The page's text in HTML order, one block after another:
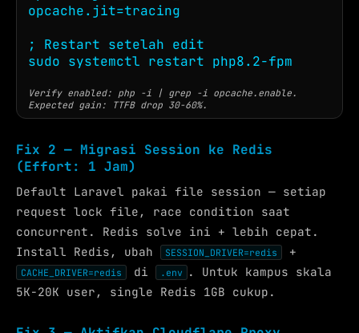
opcache.jit=tracing
; Restart setelah edit
sudo systemctl restart php8.2-fpm
Verify enabled: php -i | grep -i opcache.enable.
Expected gain: TTFB drop 30-60%.
Fix 2 — Migrasi Session ke Redis
(Effort: 1 Jam)
Default Laravel pakai file session — setiap
request lock file, race condition saat
concurrent. Redis solve ini + lebih cepat.
Install Redis, ubah
SESSION_DRIVER=redis +
CACHE_DRIVER=redis di .env
. Untuk kampus skala
5K-20K user, single Redis 1GB cukup.